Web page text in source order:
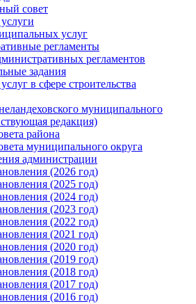
совет
услуг
регламенты
регламентов
задания
в сфере строительства
муниципального
редакция)
района
муниципального округа
администрации
(2026 год)
(2025 год)
(2024 год)
(2023 год)
(2022 год)
(2021 год)
(2020 год)
(2019 год)
(2018 год)
(2017 год)
(2016 год)